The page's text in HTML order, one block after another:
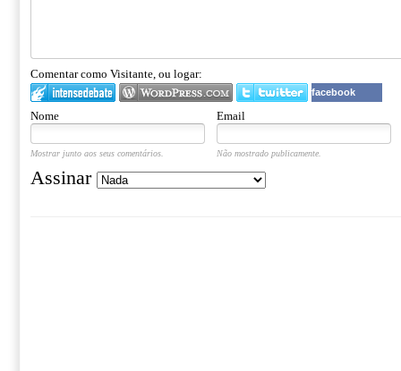
Comentar como Visitante, ou logar:
facebook
Nome Email
Mostrar junto aos seus comentários. Não mostrado publicamente.
Assinar